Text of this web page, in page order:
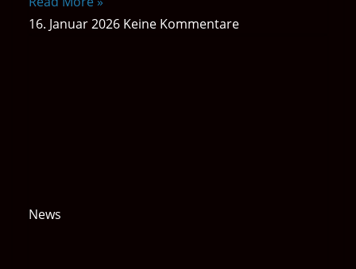
16. Januar 2026 Keine Kommentare
News